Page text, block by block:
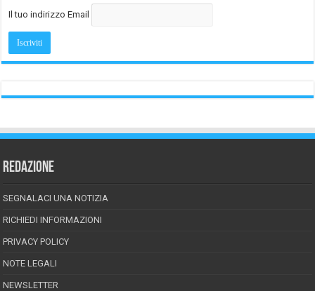
Il tuo indirizzo Email
REDAZIONE
SEGNALACI UNA NOTIZIA
RICHIEDI INFORMAZIONI
PRIVACY POLICY
NOTE LEGALI
NEWSLETTER